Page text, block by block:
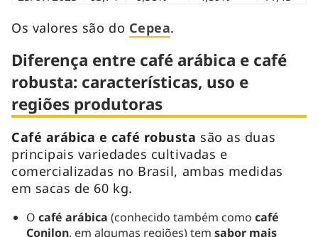
Os valores são do Cepea.
Diferença entre café arábica e café
robusta: características, uso e
regiões produtoras
Café arábica e café robusta são as duas
principais variedades cultivadas e
comercializadas no Brasil, ambas medidas
em sacas de 60 kg.
O café arábica (conhecido também como café
Conilon, em algumas regiões) tem sabor mais